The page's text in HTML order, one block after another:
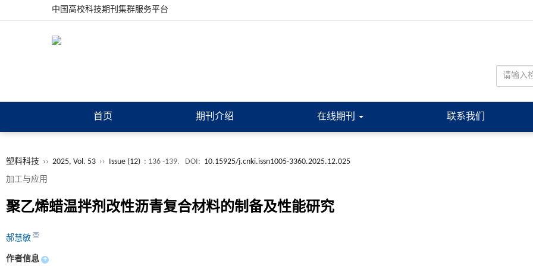
中国高校科技期刊集群服务平台
首页 期刊介绍 在线期刊 联系我们
塑料科技 ›› 2025, Vol. 53 ›› Issue (12) : 136 -139. DOI: 10.15925/j.cnki.issn1005-3360.2025.12.025
加工与应用
聚乙烯蜡温拌剂改性沥青复合材料的制备及性能研究
郝慧敏
作者信息 +